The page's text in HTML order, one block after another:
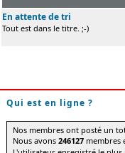
En attente de tri
Tout est dans le titre. ;-)
Qui est en ligne ?
Nos membres ont posté un
Nous avons246127 membres